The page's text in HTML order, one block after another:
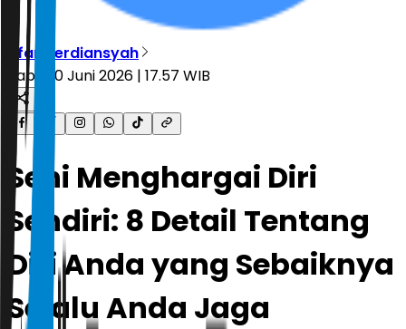
Irfan Ferdiansyah
Rabu, 10 Juni 2026 | 17.57 WIB
Seni Menghargai Diri
Sendiri: 8 Detail Tentang
Diri Anda yang Sebaiknya
Selalu Anda Jaga